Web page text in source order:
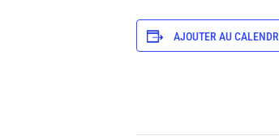
AJOUTER AU